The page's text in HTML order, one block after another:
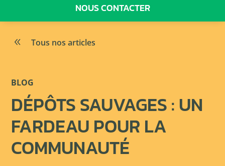
NOUS CONTACTER
8 Tous nos articles
BLOG
DÉPÔTS SAUVAGES : UN
FARDEAU POUR LA
COMMUNAUTÉ